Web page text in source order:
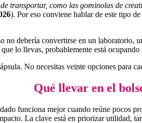
transportar, como las gominolas de
). Por eso conviene hablar de este tipo
no debería convertirse en un laboratorio,
lo llevas, probablemente está ocupando
No necesitas veinte opciones para
Qué llevar en el
funciona mejor cuando reúne pocos
La clave está en priorizar utilidad,